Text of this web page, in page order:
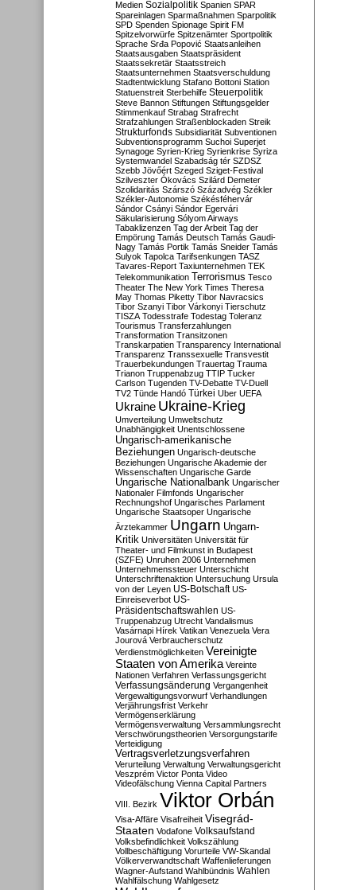
Medien Sozialpolitik Spanien SPAR
Spareinlagen Sparmaßnahmen Sparpolitik
SPD Spenden Spionage Spirit FM
Spitzelvorwürfe Spitzenämter Sportpolitik
Sprache Srđa Popović Staatsanleihen
Staatsausgaben Staatspräsident
Staatssekretär Staatsstreich
Staatsunternehmen Staatsverschuldung
Stadtentwicklung Stafano Bottoni Station
Statuenstreit Sterbehilfe Steuerpolitik
Steve Bannon Stiftungen Stiftungsgelder
Stimmenkauf Strabag Strafrecht
Strafzahlungen Straßenblockaden Streik
Strukturfonds Subsidiarität Subventionen
Subventionsprogramm Suchoi Superjet
Synagoge Syrien-Krieg Syrienkrise Syriza
Systemwandel Szabadság tér SZDSZ
Szebb Jövőért Szeged Sziget-Festival
Szilveszter Ókovács Szilárd Demeter
Szolidaritás Szárszó Századvég Székler
Székler-Autonomie Székésféhervár
Sándor Csányi Sándor Egervári
Säkularisierung Sólyom Airways
Tabaklizenzen Tag der Arbeit Tag der
Empörung Tamás Deutsch Tamás Gaudi-
Nagy Tamás Portik Tamás Sneider Tamás
Sulyok Tapolca Tarifsenkungen TASZ
Tavares-Report Taxiunternehmen TEK
Telekommunikation Terrorismus Tesco
Theater The New York Times Theresa
May Thomas Piketty Tibor Navracsics
Tibor Szanyi Tibor Várkonyi Tierschutz
TISZA Todesstrafe Todestag Toleranz
Tourismus Transferzahlungen
Transformation Transitzonen
Transkarpatien Transparency International
Transparenz Transsexuelle Transvestit
Trauerbekundungen Trauertag Trauma
Trianon Truppenabzug TTIP Tucker
Carlson Tugenden TV-Debatte TV-Duell
TV2 Tünde Handó Türkei Uber UEFA
Ukraine Ukraine-Krieg
Umverteilung Umweltschutz
Unabhängigkeit Unentschlossene
Ungarisch-amerikanische
Beziehungen Ungarisch-deutsche
Beziehungen Ungarische Akademie der
Wissenschaften Ungarische Garde
Ungarische Nationalbank Ungarischer
Nationaler Filmfonds Ungarischer
Rechnungshof Ungarisches Parlament
Ungarische Staatsoper Ungarische
Ärztekammer Ungarn Ungarn-
Kritik Universitäten Universität für
Theater- und Filmkunst in Budapest
(SZFE) Unruhen 2006 Unternehmen
Unternehmenssteuer Unterschicht
Unterschriftenaktion Untersuchung Ursula
von der Leyen US-Botschaft US-
Einreiseverbot US-
Präsidentschaftswahlen US-
Truppenabzug Utrecht Vandalismus
Vasárnapi Hírek Vatikan Venezuela Vera
Jourová Verbraucherschutz
Verdienstmöglichkeiten Vereinigte
Staaten von Amerika Vereinte
Nationen Verfahren Verfassungsgericht
Verfassungsänderung Vergangenheit
Vergewaltigungsvorwurf Verhandlungen
Verjährungsfrist Verkehr
Vermögenserklärung
Vermögensverwaltung Versammlungsrecht
Verschwörungstheorien Versorgungstarife
Verteidigung
Vertragsverletzungsverfahren
Verurteilung Verwaltung Verwaltungsgericht
Veszprém Victor Ponta Video
Videofälschung Vienna Capital Partners
VIII. Bezirk Viktor Orbán
Visa-Affäre Visafreiheit Visegrád-
Staaten Vodafone Volksaufstand
Volksbefindlichkeit Volkszählung
Vollbeschäftigung Vorurteile VW-Skandal
Völkerverwandtschaft Waffenlieferungen
Wagner-Aufstand Wahlbündnis Wahlen
Wahlfälschung Wahlgesetz